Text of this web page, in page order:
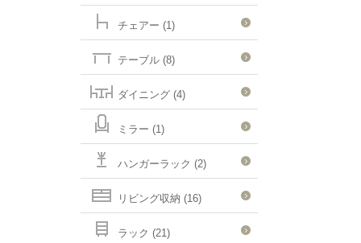
チェアー (1)
テーブル (8)
ダイニング (4)
ミラー (1)
ハンガーラック (2)
リビング収納 (16)
ラック (21)